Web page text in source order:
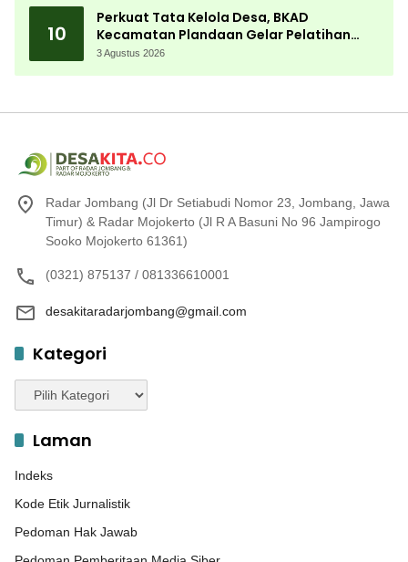
10
Perkuat Tata Kelola Desa, BKAD
Kecamatan Plandaan Gelar Pelatihan
Aparatur Pemdes
3 Agustus 2026
Radar Jombang (Jl Dr Setiabudi Nomor 23, Jombang, Jawa
Timur) & Radar Mojokerto (Jl R A Basuni No 96 Jampirogo
Sooko Mojokerto 61361)
(0321) 875137 / 081336610001
desakitaradarjombang@gmail.com
Kategori
Kategori
Laman
Indeks
Kode Etik Jurnalistik
Pedoman Hak Jawab